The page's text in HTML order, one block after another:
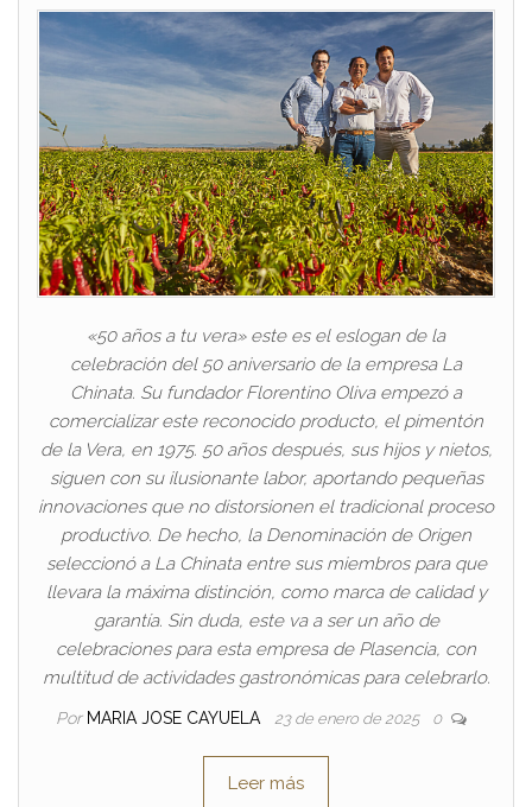
«50 años a tu vera» este es el eslogan de la
celebración del 50 aniversario de la empresa La
Chinata. Su fundador Florentino Oliva empezó a
comercializar este reconocido producto, el pimentón
de la Vera, en 1975. 50 años después, sus hijos y nietos,
siguen con su ilusionante labor, aportando pequeñas
innovaciones que no distorsionen el tradicional proceso
productivo. De hecho, la Denominación de Origen
seleccionó a La Chinata entre sus miembros para que
llevara la máxima distinción, como marca de calidad y
garantía. Sin duda, este va a ser un año de
celebraciones para esta empresa de Plasencia, con
multitud de actividades gastronómicas para celebrarlo.
Por MARIA JOSE CAYUELA 23 de enero de 2025 0
Leer más